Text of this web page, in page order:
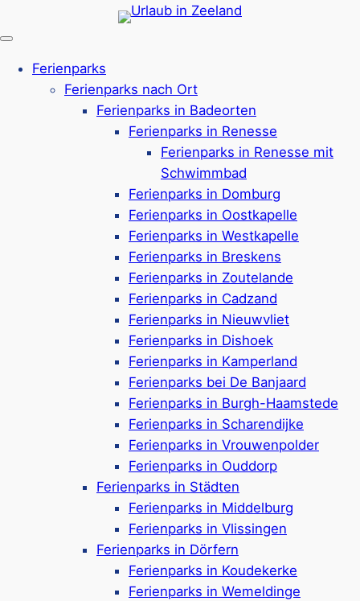
Inhalt
Ferienparks
Ferienparks nach Ort
Ferienparks in Badeorten
Ferienparks in Renesse
Ferienparks in Renesse mit
Schwimmbad
Ferienparks in Domburg
Ferienparks in Oostkapelle
Ferienparks in Westkapelle
Ferienparks in Breskens
Ferienparks in Zoutelande
Ferienparks in Cadzand
Ferienparks in Nieuwvliet
Ferienparks in Dishoek
Ferienparks in Kamperland
Ferienparks bei De Banjaard
Ferienparks in Burgh-Haamstede
Ferienparks in Scharendijke
Ferienparks in Vrouwenpolder
Ferienparks in Ouddorp
Ferienparks in Städten
Ferienparks in Middelburg
Ferienparks in Vlissingen
Ferienparks in Dörfern
Ferienparks in Koudekerke
Ferienparks in Wemeldinge
Impressum
Tobias Lanznaster
Steinfurter Str. 21
48599 Gronau-Epe
Telefon: +49 152 57224607
Mail: info@urlaubinzeeland.de